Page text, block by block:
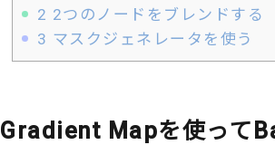
2 2つのノードをブレンドする
3 マスクジェネレータを使う
Gradient Mapを使って